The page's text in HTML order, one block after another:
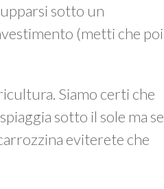
sotto un
(metti che poi
Siamo certi che
sotto il sole ma se
eviterete che